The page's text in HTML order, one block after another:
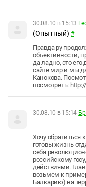
30.08.10 в 15:13
(Опытный) #
Правда ру
объективности,
да ладно, это его
сайте мир и мы
Канокова.
посмотреть:
30.08.10 в 15:14
Хочу
готовы жизнь
себя
российскому
действиями.
возьмем к
Балкарию) на